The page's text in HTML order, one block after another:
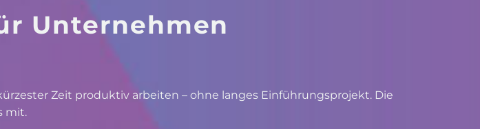
Unternehmen
Zeit produktiv arbeiten – ohne langes Einführungsprojekt. Die
mit.